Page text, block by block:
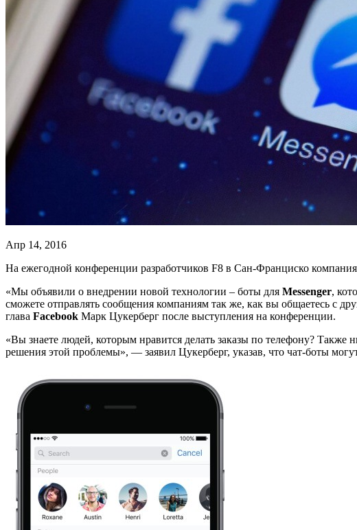
Апр 14, 2016
На ежегодной конференции разработчиков F8 в Сан-Франциско компания
«Мы объявили о внедрении новой технологии – боты для Messenger,
сможете отправлять сообщения компаниям так же, как вы общаетесь с
глава Facebook Марк Цукерберг после выступления на конференции.
«Вы знаете людей, которым нравится делать заказы по телефону?
решения этой проблемы», — заявил Цукерберг, указав, что чат-боты